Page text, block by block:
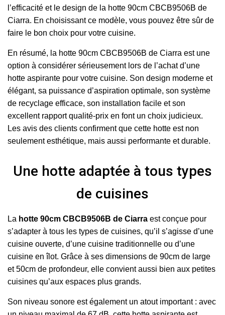
l’efficacité et le design de la hotte 90cm CBCB9506B de
Ciarra. En choisissant ce modèle, vous pouvez être sûr de
faire le bon choix pour votre cuisine.
En résumé, la hotte 90cm CBCB9506B de Ciarra est une
option à considérer sérieusement lors de l’achat d’une
hotte aspirante pour votre cuisine. Son design moderne et
élégant, sa puissance d’aspiration optimale, son système
de recyclage efficace, son installation facile et son
excellent rapport qualité-prix en font un choix judicieux.
Les avis des clients confirment que cette hotte est non
seulement esthétique, mais aussi performante et durable.
Une hotte adaptée à tous types
de cuisines
La hotte 90cm CBCB9506B de Ciarra est conçue pour
s’adapter à tous les types de cuisines, qu’il s’agisse d’une
cuisine ouverte, d’une cuisine traditionnelle ou d’une
cuisine en îlot. Grâce à ses dimensions de 90cm de large
et 50cm de profondeur, elle convient aussi bien aux petites
cuisines qu’aux espaces plus grands.
Son niveau sonore est également un atout important : avec